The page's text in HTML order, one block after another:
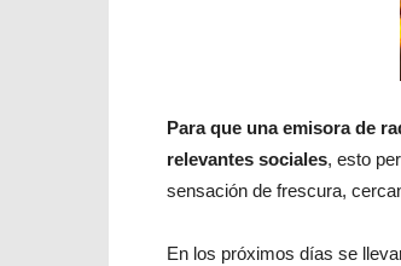
Para que una emisora de
relevantes sociales, esto
sensación de frescura,
En los próximos días se